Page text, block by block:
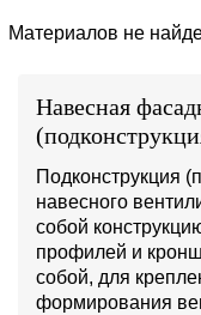
Материалов не
Навесная
Подконструкция
навесного
собой
профилей и
собой, для
формирования